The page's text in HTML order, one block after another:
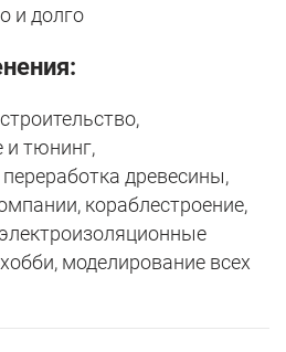
и долго
и тюнинг,
древесины,
кораблестроение,
моделирование всех